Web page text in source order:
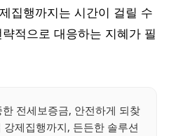
집행까지는 시간이 걸릴 수
적으로 대응하는 지혜가 필
한 전세보증금, 안전하게 되찾
제집행까지, 든든한 솔루션